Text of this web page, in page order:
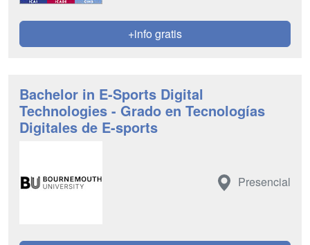
+info gratis
Bachelor in E-Sports Digital
Technologies - Grado en Tecnologías
Digitales de E-sports
Presencial